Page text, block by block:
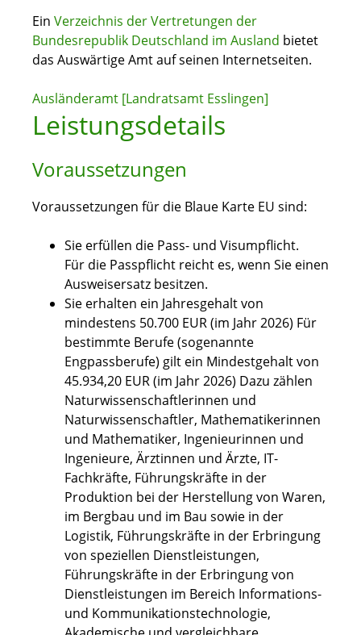
Ein Verzeichnis der Vertretungen der
Bundesrepublik Deutschland im Ausland bietet
das Auswärtige Amt auf seinen Internetseiten.
Ausländeramt [Landratsamt Esslingen]
Leistungsdetails
Voraussetzungen
Voraussetzungen für die Blaue Karte EU sind:
Sie erfüllen die Pass- und Visumpflicht.
Für die Passpflicht reicht es, wenn Sie einen
Ausweisersatz besitzen.
Sie erhalten ein Jahresgehalt von
mindestens 50.700 EUR (im Jahr 2026) Für
bestimmte Berufe (sogenannte
Engpassberufe) gilt ein Mindestgehalt von
45.934,20 EUR (im Jahr 2026) Dazu zählen
Naturwissenschaftlerinnen und
Naturwissenschaftler, Mathematikerinnen
und Mathematiker, Ingenieurinnen und
Ingenieure, Ärztinnen und Ärzte, IT-
Fachkräfte, Führungskräfte in der
Produktion bei der Herstellung von Waren,
im Bergbau und im Bau sowie in der
Logistik, Führungskräfte in der Erbringung
von speziellen Dienstleistungen,
Führungskräfte in der Erbringung von
Dienstleistungen im Bereich Informations-
und Kommunikationstechnologie,